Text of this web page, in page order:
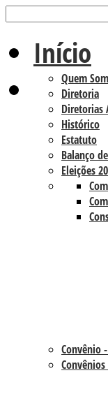
Início
Quem
Diretoria
Diretorias
Histórico
Estatuto
Balanço
Eleições
Convênio
Convênios